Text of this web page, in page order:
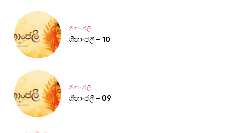
ගීතාංජලී
ගීතාංජලී – 10
ගීතාංජලී
ගීතාංජලී – 09